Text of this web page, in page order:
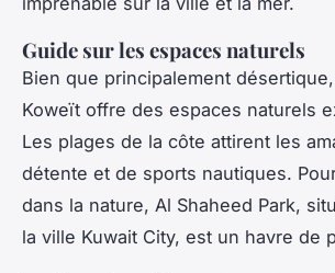
Guide sur les espaces naturels
Bien que principalement
Koweït offre des espaces naturels
Les plages de la côte attirent les
détente et de sports nautiques.
dans la nature, Al Shaheed Park,
la ville Kuwait City, est un havre de